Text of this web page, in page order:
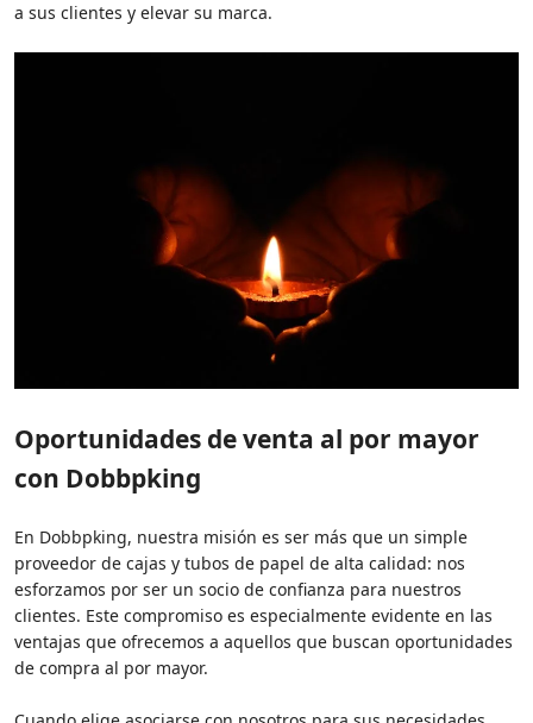
a sus clientes y elevar su marca.
Oportunidades de venta al por mayor
con Dobbpking
En Dobbpking, nuestra misión es ser más que un simple
proveedor de cajas y tubos de papel de alta calidad: nos
esforzamos por ser un socio de confianza para nuestros
clientes. Este compromiso es especialmente evidente en las
ventajas que ofrecemos a aquellos que buscan oportunidades
de compra al por mayor.